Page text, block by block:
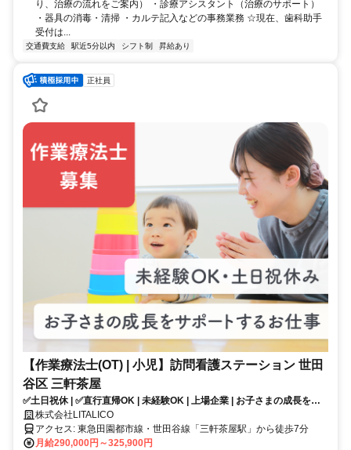
り、治療の流れをご案内） ・診療アシスタント（治療のサポート）
・器具の消毒・清掃 ・カルテ記入などの事務業務 ☆現在、歯科助手
受付は...
交通費支給 駅近5分以内 シフト制 昇給あり
正社員
【作業療法士(OT) | 小児】訪問看護ステーション 世田
谷区 三軒茶屋
✅土日祝休 | ✅直行直帰OK | 未経験OK | 上場企業 | お子さまの成長をサ
ポートするお仕事✨
株式会社LITALICO
アクセス: 東急田園都市線・世田谷線「三軒茶屋駅」から徒歩7分
月給290,000円～325,900円